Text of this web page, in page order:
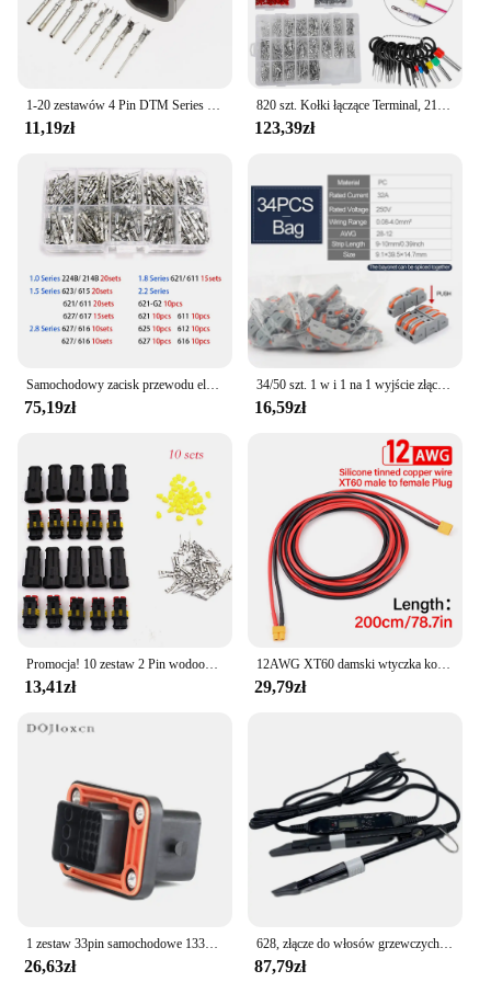
11,19zł 123,39zł
75,19zł
34/50 szt. 1 w i 1 na 1 wyjście złącze do szybkiego łączenia multipleksu kompaktowa zacisk blok zaciskowa do domowego złącza kabla światła
16,59zł
13,41zł
12AWG XT60 damski wtyczka konwersji przewód połączeniowy 300CM przewód silikonowy złącze baterii dla bateria Lipo drona drona
29,79zł
26,63zł
628, złącze do włosów grzewczych, regulowane temperaturą, żelazko grzewcze, keratynowe narzędzia do przedłużania włosów, wyświetlacz LCD, Mini Iron Fusion
87,79zł